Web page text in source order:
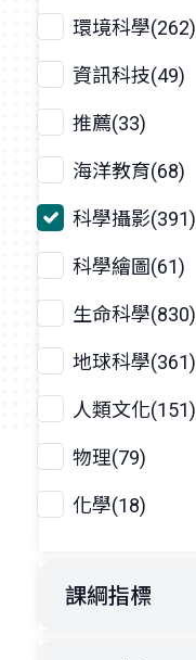
環境科學(262)
資訊科技(49)
推薦(33)
海洋教育(68)
科學攝影(391)
科學繪圖(61)
生命科學(830)
地球科學(361)
人類文化(151)
物理(79)
化學(18)
課綱指標